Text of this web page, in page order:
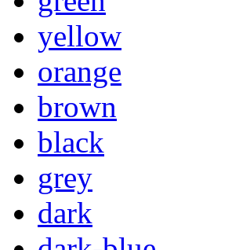
yellow
orange
brown
black
grey
dark